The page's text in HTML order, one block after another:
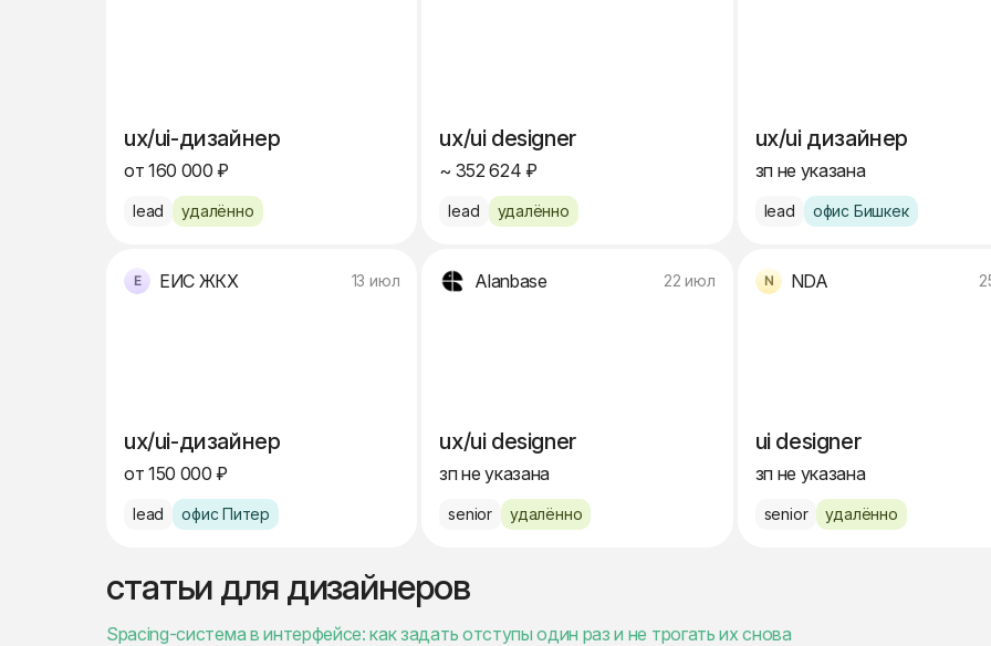
ux/ui-дизайнер
от 160 000 ₽
lead удалённо
ux/ui designer
~ 352 624 ₽
lead удалённо
ux/ui дизайнер
зп не указана
lead офис Бишкек
ЕИС ЖКХ 13 июл
ux/ui-дизайнер
от 150 000 ₽
lead офис Питер
Alanbase 22 июл
ux/ui designer
зп не указана
senior удалённо
NDA
ui designer
зп не указана
senior удалённо
статьи для дизайнеров
Spacing-система в интерфейсе: как задать отступы один раз и не трогать их снова